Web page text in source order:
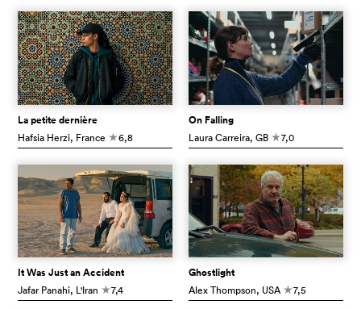
La petite dernière
Hafsia Herzi, France c6,8
On Falling
Laura Carreira, GB c7,0
It Was Just an Accident
Jafar Panahi, L'Iran c7,4
Ghostlight
Alex Thompson, USA c7,5